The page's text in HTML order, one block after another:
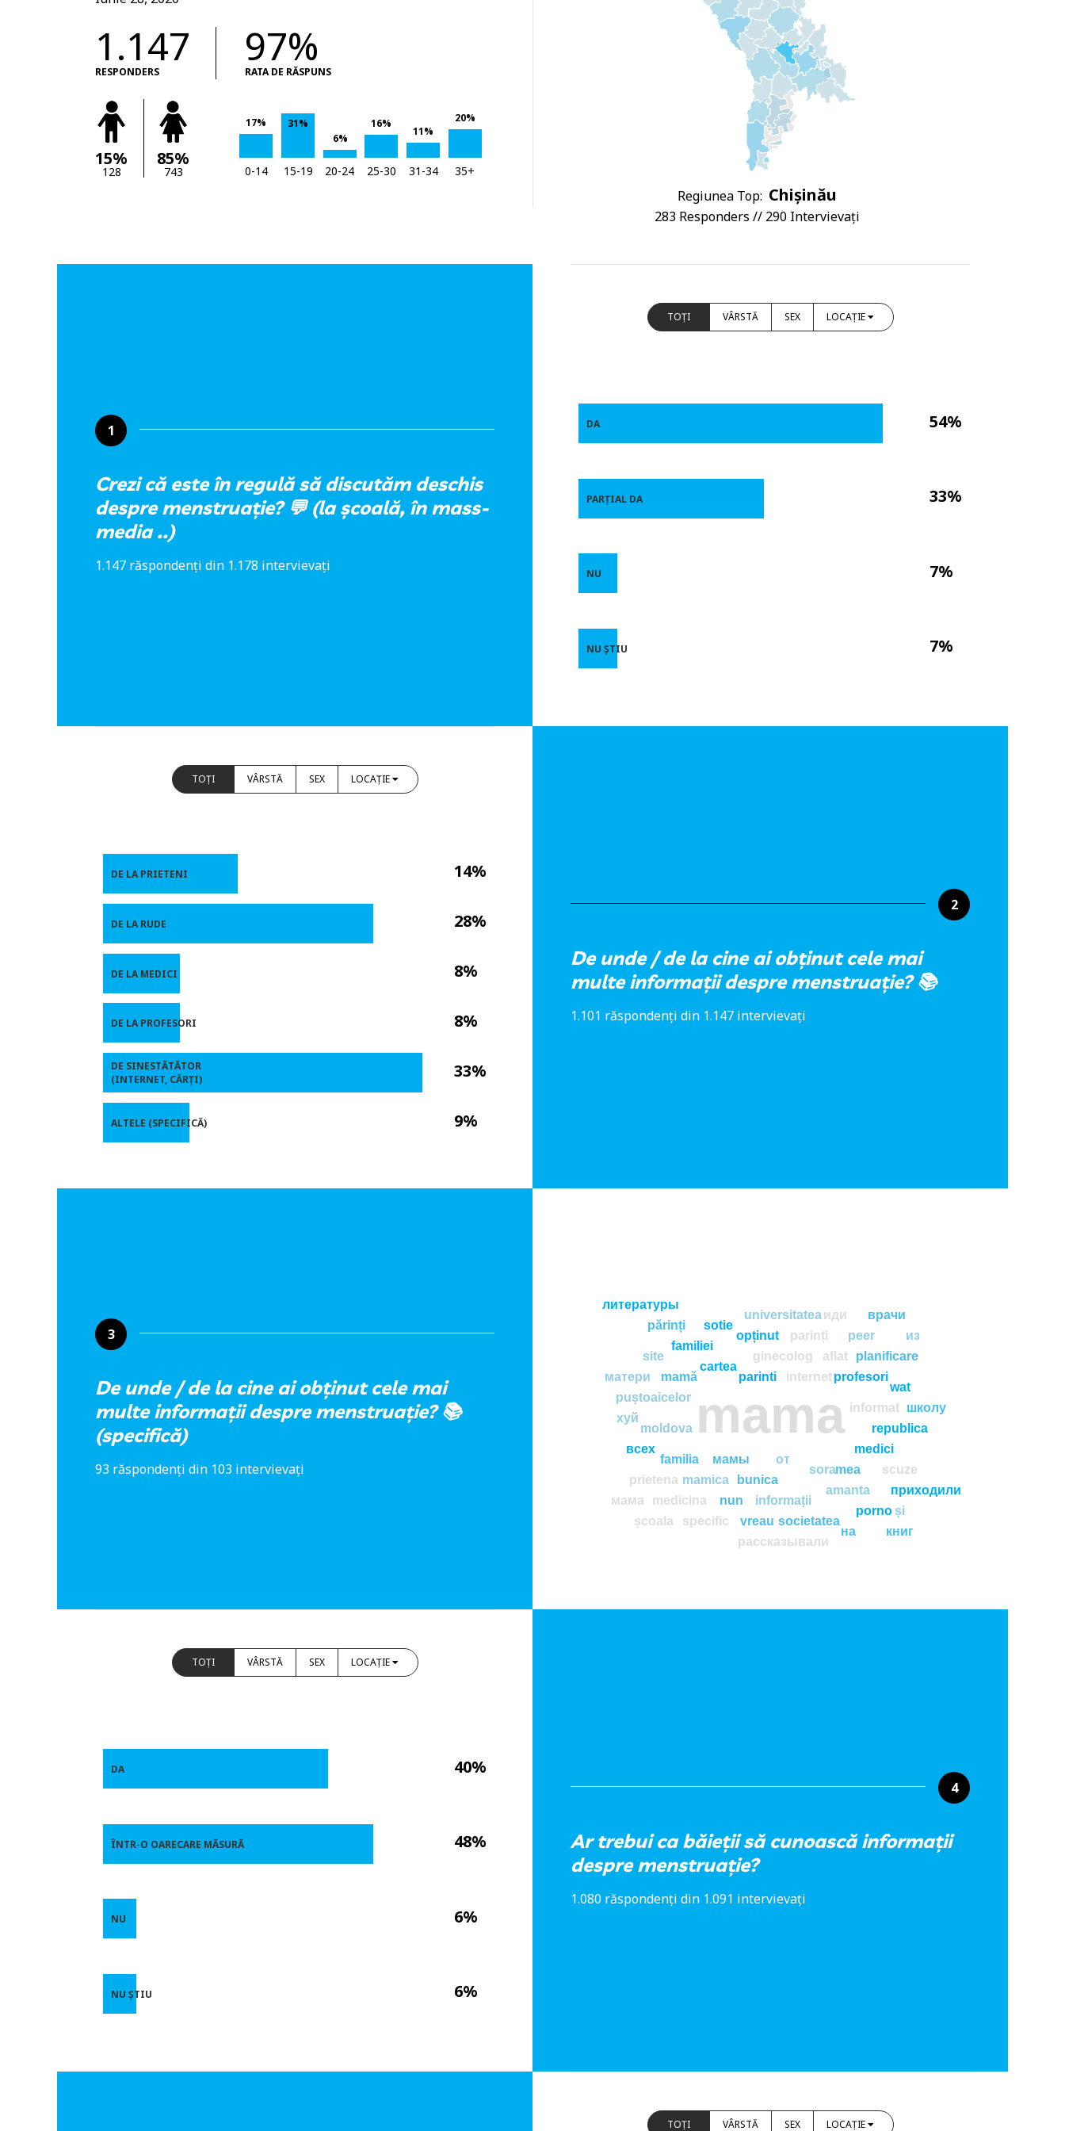
1.147
RESPONDERS
97%
RATA DE RĂSPUNS
15%
128
85%
743
17%
31%
6%
16%
11%
20%
0-14 15-19 20-24 25-30 31-34 35+
Regiunea Top: Chișinău
283 Responders // 290 Intervievați
1
Crezi că este în regulă să discutăm deschis
despre menstruație? 💬 (la școală, în mass-
media ..)
1.147 răspondenți din 1.178 intervievați
TOȚI VÂRSTĂ SEX LOCAȚIE
54%
33%
7%
7%
DA
PARȚIAL DA
NU
NU ȘTIU
2
De unde / de la cine ai obținut cele mai
multe informații despre menstruație? 📚
1.101 răspondenți din 1.147 intervievați
TOȚI VÂRSTĂ SEX LOCAȚIE
14%
28%
8%
8%
33%
9%
DE LA PRIETENI
DE LA RUDE
DE LA MEDICI
DE LA PROFESORI
DE SINESTĂTĂTOR
(INTERNET, CĂRȚI)
ALTELE (SPECIFICĂ)
3
De unde / de la cine ai obținut cele mai
multe informații despre menstruație? 📚
(specifică)
93 răspondenți din 103 intervievați
mama
от
мамы
parinti internet
sora
bunica
cartea
ginecolog
mamica
mea
profesori
aflat
amanta
familia
familiei
informat
informații
mamă
medici
medicina
moldova
nun
opținut parinți
peer
planificare
porno
prietena
puștoaicelor
părinți
republica
scuze
site
societatea
sotie
specific
universitatea
vreau
wat
școala
și
врачи
всех
иди
из
книг
литературы
мама
матери
на
приходили
рассказывали
хуй
школу
4
Ar trebui ca băieții să cunoască informații
despre menstruație?
1.080 răspondenți din 1.091 intervievați
TOȚI VÂRSTĂ SEX LOCAȚIE
40%
48%
6%
6%
DA
ÎNTR-O OARECARE MĂSURĂ
NU
NU ȘTIU
TOȚI VÂRSTĂ SEX LOCAȚIE